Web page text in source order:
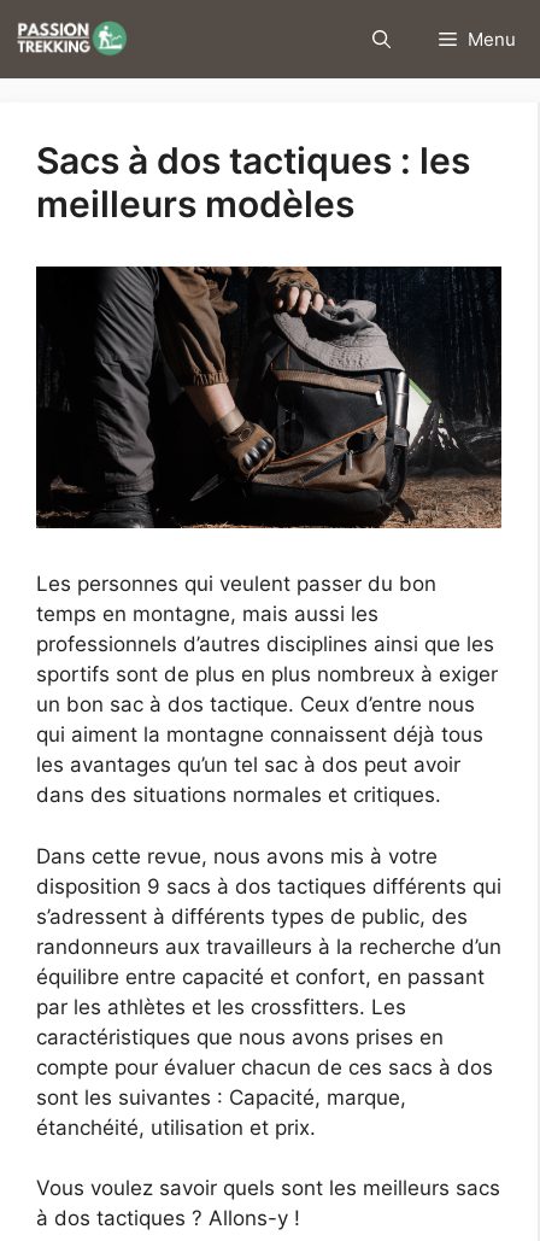
au
contenu
Menu
Sacs à dos tactiques : les
meilleurs modèles
Les personnes qui veulent passer du bon
temps en montagne, mais aussi les
professionnels d’autres disciplines ainsi que les
sportifs sont de plus en plus nombreux à exiger
un bon sac à dos tactique. Ceux d’entre nous
qui aiment la montagne connaissent déjà tous
les avantages qu’un tel sac à dos peut avoir
dans des situations normales et critiques.
Dans cette revue, nous avons mis à votre
disposition 9 sacs à dos tactiques différents qui
s’adressent à différents types de public, des
randonneurs aux travailleurs à la recherche d’un
équilibre entre capacité et confort, en passant
par les athlètes et les crossfitters. Les
caractéristiques que nous avons prises en
compte pour évaluer chacun de ces sacs à dos
sont les suivantes : Capacité, marque,
étanchéité, utilisation et prix.
Vous voulez savoir quels sont les meilleurs sacs
à dos tactiques ? Allons-y !